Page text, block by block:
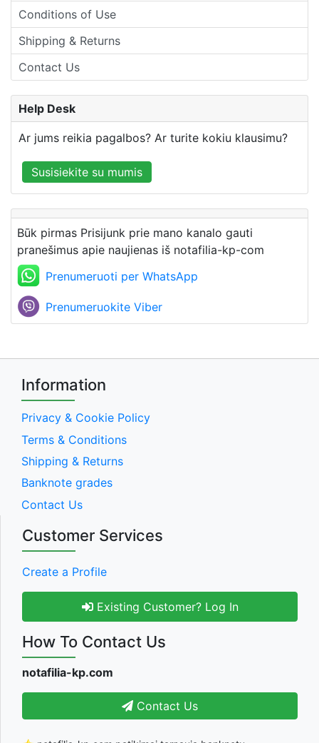
Conditions of Use
Shipping & Returns
Contact Us
Help Desk
Ar jums reikia pagalbos? Ar turite kokiu klausimu?
Susisiekite su mumis
Būk pirmas Prisijunk prie mano kanalo gauti
pranešimus apie naujienas iš notafilia-kp-com
Prenumeruoti per WhatsApp
Prenumeruokite Viber
Information
Privacy & Cookie Policy
Terms & Conditions
Shipping & Returns
Banknote grades
Contact Us
Customer Services
Create a Profile
Existing Customer? Log In
How To Contact Us
notafilia-kp.com
Contact Us